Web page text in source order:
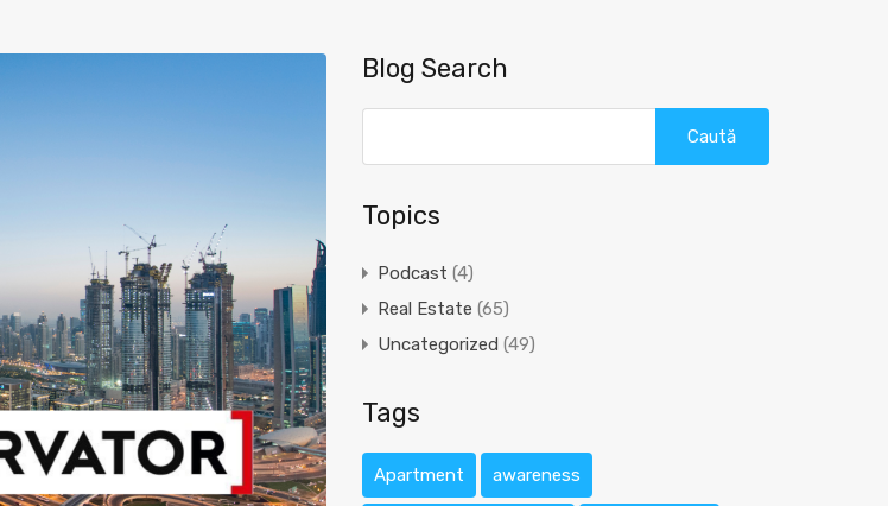
Blog Search
după:
Topics
Podcast (4)
Real Estate (65)
Uncategorized (49)
Tags
Apartment awareness